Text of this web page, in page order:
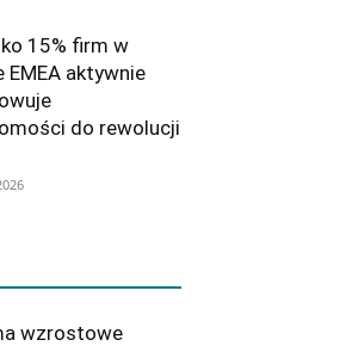
15% firm w
EMEA aktywnie
do rewolucji
wzrostowe